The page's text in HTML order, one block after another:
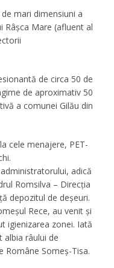
mari dimensiuni a
Mare (afluent al
de circa 50 de
de aproximativ 50
a comunei Gilău din
cele menajere, PET-
adică
Romsilva – Direcția
depozitul de deșeuri.
Rece, au venit și
igienizarea zonei. Iată
albia râului de
Române Someș-Tisa.